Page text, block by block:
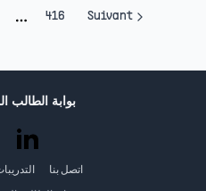
416 Suivant
بوابة الطالب
اتصل بنا